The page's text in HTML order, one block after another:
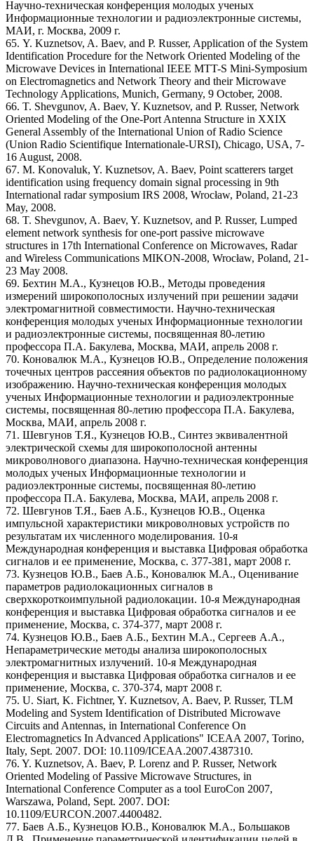
Научно-техническая конференция молодых ученых
Информационные технологии и радиоэлектронные системы,
МАИ, г. Москва, 2009 г.
65. Y. Kuznetsov, A. Baev, and P. Russer, Application of the System
Identification Procedure for the Network Oriented Modeling of the
Microwave Devices in International IEEE MTT-S Mini-Symposium
on Electromagnetics and Network Theory and their Microwave
Technology Applications, Munich, Germany, 9 October, 2008.
66. T. Shevgunov, A. Baev, Y. Kuznetsov, and P. Russer, Network
Oriented Modeling of the One-Port Antenna Structure in XXIX
General Assembly of the International Union of Radio Science
(Union Radio Scientifique Internationale-URSI), Chicago, USA, 7-
16 August, 2008.
67. M. Konovaluk, Y. Kuznetsov, A. Baev, Point scatterers target
identification using frequency domain signal processing in 9th
International radar symposium IRS 2008, Wrocław, Poland, 21-23
May, 2008.
68. T. Shevgunov, A. Baev, Y. Kuznetsov, and P. Russer, Lumped
element network synthesis for one-port passive microwave
structures in 17th International Conference on Microwaves, Radar
and Wireless Communications MIKON-2008, Wrocław, Poland, 21-
23 May 2008.
69. Бехтин М.А., Кузнецов Ю.В., Методы проведения
измерений широкополосных излучений при решении задачи
электромагнитной совместимости. Научно-техническая
конференция молодых ученых Информационные технологии
и радиоэлектронные системы, посвященная 80-летию
профессора П.А. Бакулева, Москва, МАИ, апрель 2008 г.
70. Коновалюк М.А., Кузнецов Ю.В., Определение положения
точечных центров рассеяния объектов по радиолокационному
изображению. Научно-техническая конференция молодых
ученых Информационные технологии и радиоэлектронные
системы, посвященная 80-летию профессора П.А. Бакулева,
Москва, МАИ, апрель 2008 г.
71. Шевгунов Т.Я., Кузнецов Ю.В., Синтез эквивалентной
электрической схемы для широкополосной антенны
микроволнового диапазона. Научно-техническая конференция
молодых ученых Информационные технологии и
радиоэлектронные системы, посвященная 80-летию
профессора П.А. Бакулева, Москва, МАИ, апрель 2008 г.
72. Шевгунов Т.Я., Баев А.Б., Кузнецов Ю.В., Оценка
импульсной характеристики микроволновых устройств по
результатам их численного моделирования. 10-я
Международная конференция и выставка Цифровая обработка
сигналов и ее применение, Москва, с. 377-381, март 2008 г.
73. Кузнецов Ю.В., Баев А.Б., Коновалюк М.А., Оценивание
параметров радиолокационных сигналов в
сверхкороткоимпульной радиолокации. 10-я Международная
конференция и выставка Цифровая обработка сигналов и ее
применение, Москва, с. 374-377, март 2008 г.
74. Кузнецов Ю.В., Баев А.Б., Бехтин М.А., Сергеев А.А.,
Непараметрические методы анализа широкополосных
электромагнитных излучений. 10-я Международная
конференция и выставка Цифровая обработка сигналов и ее
применение, Москва, с. 370-374, март 2008 г.
75. U. Siart, K. Fichtner, Y. Kuznetsov, A. Baev, P. Russer, TLM
Modeling and System Identification of Distributed Microwave
Circuits and Antennas, in International Conference On
Electromagnetics In Advanced Applications" ICEAA 2007, Torino,
Italy, Sept. 2007. DOI: 10.1109/ICEAA.2007.4387310.
76. Y. Kuznetsov, A. Baev, P. Lorenz and P. Russer, Network
Oriented Modeling of Passive Microwave Structures, in
International Conference Computer as a tool EuroCon 2007,
Warszawa, Poland, Sept. 2007. DOI:
10.1109/EURCON.2007.4400482.
77. Баев А.Б., Кузнецов Ю.В., Коновалюк М.А., Большаков